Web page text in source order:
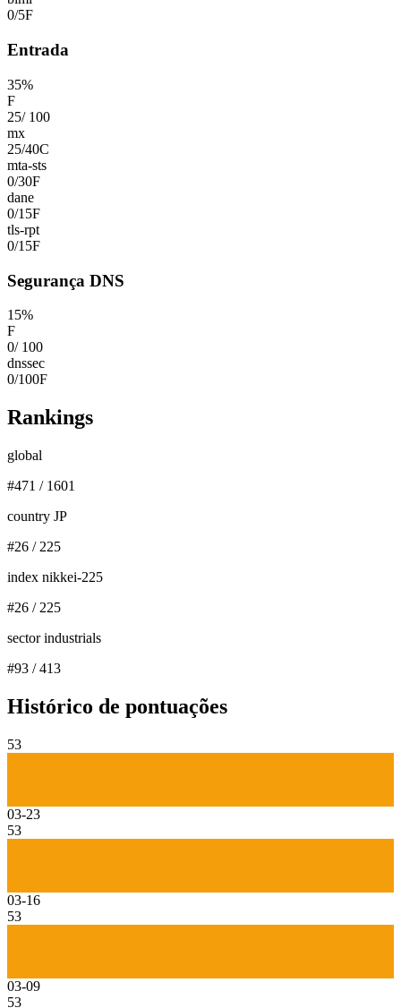
0/5F
Entrada
35%
F
25/ 100
mx
25/40C
mta-sts
0/30F
dane
0/15F
tls-rpt
0/15F
Segurança DNS
15%
F
0/ 100
dnssec
0/100F
Rankings
global
#471 / 1601
country JP
#26 / 225
index nikkei-225
#26 / 225
sector industrials
#93 /413
Histórico de pontuações
53
03-23
53
03-16
53
03-09
53